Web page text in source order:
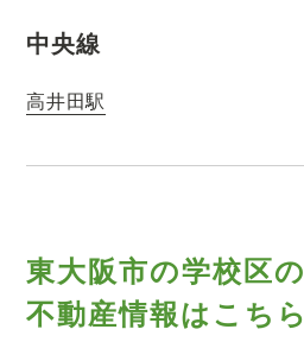
中央線
高井田駅
東大阪市の学校区の
不動産情報はこちら